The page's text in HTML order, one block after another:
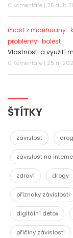
0 Komentáře | 25 dub
mast z marihuany
problémy bolest
Vlastnosti a využití
0 Komentáře | 25 říj
ŠTÍTKY
závislost
závislost na
zdraví drogy
příznaky závislosti
digitální detox
příčiny závislosti